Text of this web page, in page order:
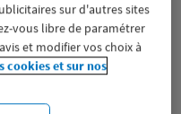
mutualistes, la Macif
et les accompagne
de dommages
habitation et
sur d'autres sites
vous libre de paramétrer
et modifier vos choix à
cookies et sur nos